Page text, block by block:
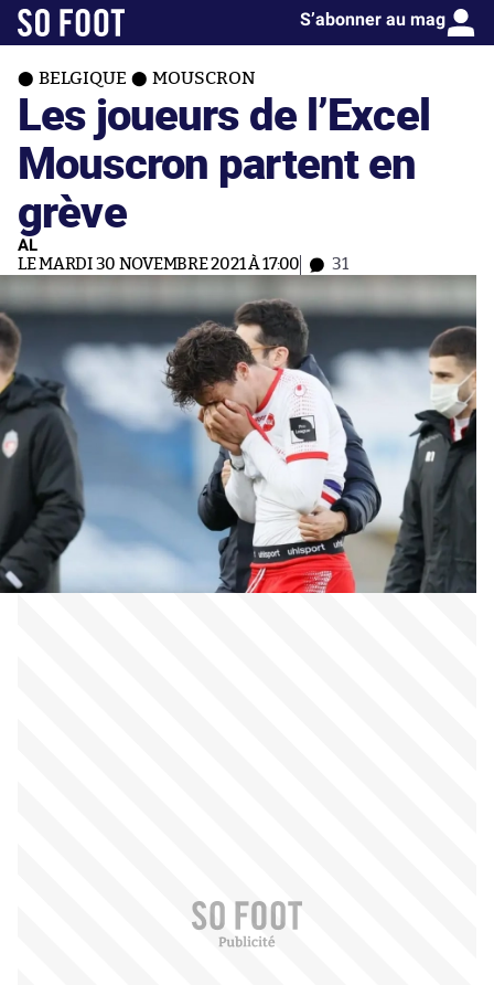
S’abonner au mag
BELGIQUE MOUSCRON
Les joueurs de l’Excel
Mouscron partent en
grève
AL
LE MARDI 30 NOVEMBRE 2021 À 17:00 31